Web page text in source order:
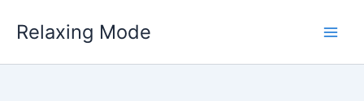
Relaxing Mode